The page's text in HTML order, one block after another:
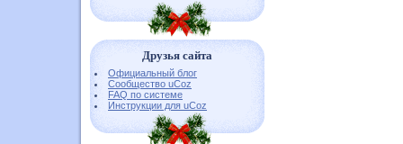
Друзья сайта
Официальный блог
Сообщество uCoz
FAQ по системе
Инструкции для uCoz